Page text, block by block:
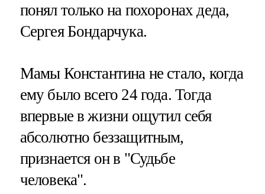
понял только на похоронах деда,
Сергея Бондарчука.
Мамы Константина не стало, когда
ему было всего 24 года. Тогда
впервые в жизни ощутил себя
абсолютно беззащитным,
признается он в "Судьбе
человека".